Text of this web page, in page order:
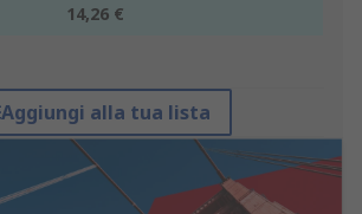
14,26 €
Aggiungi alla tua lista